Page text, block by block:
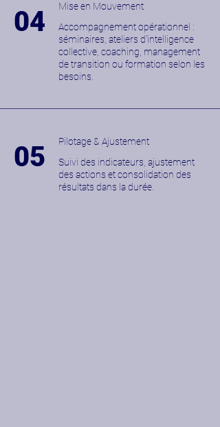
04
Mise en Mouvement
Accompagnement opérationnel :
séminaires, ateliers d’intelligence
collective, coaching, management
de transition ou formation selon les
besoins.
05
Pilotage & Ajustement
Suivi des indicateurs, ajustement
des actions et consolidation des
résultats dans la durée.